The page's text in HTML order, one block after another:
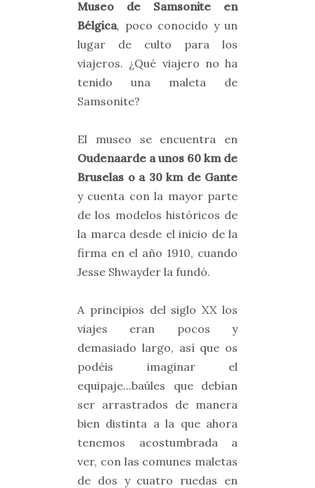
Museo de Samsonite en
Bélgica, poco conocido y un
lugar de culto para los
viajeros. ¿Qué viajero no ha
tenido una maleta de
Samsonite?
El museo se encuentra en
Oudenaarde a unos 60 km de
Bruselas o a 30 km de Gante
y cuenta con la mayor parte
de los modelos históricos de
la marca desde el inicio de la
firma en el año 1910, cuando
Jesse Shwayder la fundó.
A principios del siglo XX los
viajes eran pocos y
demasiado largo, así que os
podéis imaginar el
equipaje...baúles que debían
ser arrastrados de manera
bien distinta a la que ahora
tenemos acostumbrada a
ver, con las comunes maletas
de dos y cuatro ruedas en